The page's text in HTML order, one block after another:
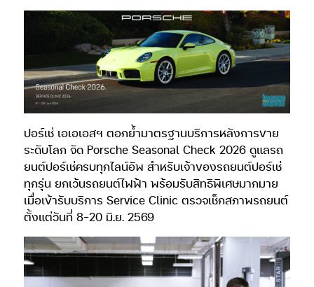
ปอร์เช่ เอเอเอสฯ ตอกย้ำมาตรฐานบริการหลังการขาย
ระดับโลก จัด Porsche Seasonal Check 2026 ดูแลรถ
ยนต์ปอร์เช่ครบทุกไลน์อัพ สำหรับเจ้าของรถยนต์ปอร์เช่
ทุกรุ่น ยกเว้นรถยนต์ไฟฟ้า พร้อมรับสิทธิพิเศษมากมาย
เมื่อเข้ารับบริการ Service Clinic ตรวจเช็กสภาพรถยนต์
ตั้งแต่วันที่ 8-20 มิ.ย. 2569